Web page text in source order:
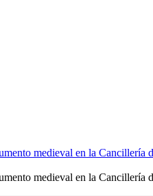
medieval en la Cancillería
medieval en la Cancillería